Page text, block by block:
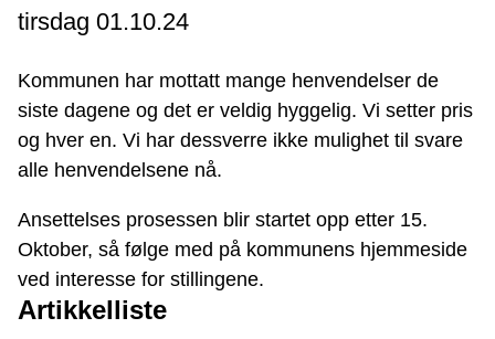
tirsdag 01.10.24
Kommunen har mottatt mange henvendelser de
siste dagene og det er veldig hyggelig. Vi setter pris
og hver en. Vi har dessverre ikke mulighet til svare
alle henvendelsene nå.
Ansettelses prosessen blir startet opp etter 15.
Oktober, så følge med på kommunens hjemmeside
ved interesse for stillingene.
Artikkelliste